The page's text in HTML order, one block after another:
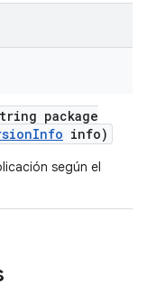
package
Info info)
según el